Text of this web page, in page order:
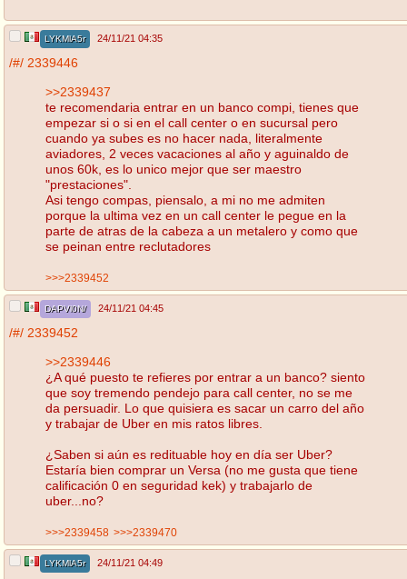
LYKMlA5r 24/11/21 04:35
/#/ 2339446
>>2339437
te recomendaria entrar en un banco compi, tienes que
empezar si o si en el call center o en sucursal pero
cuando ya subes es no hacer nada, literalmente
aviadores, 2 veces vacaciones al año y aguinaldo de
unos 60k, es lo unico mejor que ser maestro
"prestaciones".
Asi tengo compas, piensalo, a mi no me admiten
porque la ultima vez en un call center le pegue en la
parte de atras de la cabeza a un metalero y como que
se peinan entre reclutadores
>>>2339452
DAPVl0N/ 24/11/21 04:45
/#/ 2339452
>>2339446
¿A qué puesto te refieres por entrar a un banco? siento
que soy tremendo pendejo para call center, no se me
da persuadir. Lo que quisiera es sacar un carro del año
y trabajar de Uber en mis ratos libres.
¿Saben si aún es redituable hoy en día ser Uber?
Estaría bien comprar un Versa (no me gusta que tiene
calificación 0 en seguridad kek) y trabajarlo de
uber...no?
>>>2339458 >>>2339470
LYKMlA5r 24/11/21 04:49